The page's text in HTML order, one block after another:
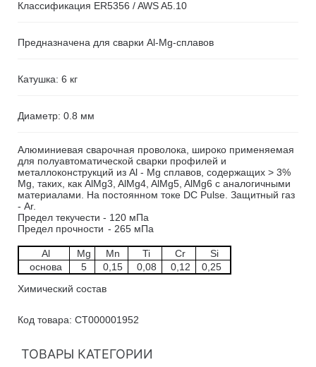
Классификация ER5356 / AWS A5.10
Предназначена для сварки Al-Mg-сплавов
Катушка: 6 кг
Диаметр: 0.8 мм
Алюминиевая сварочная проволока, широко применяемая
для полуавтоматической сварки профилей и
металлоконструкций из Al - Mg сплавов, содержащих > 3%
Mg, таких, как AlMg3, AlMg4, AlMg5, AlMg6 с аналогичными
материалами. На постоянном токе DC Pulse. Защитный газ
- Ar.
Предел текучести - 120 мПа
Предел прочности - 265 мПа
Химический состав
Al Mg Mn Ti Cr
Si
основа
5 0,15 0,08 0,12 0,25
Код товара: СТ000001952
ТОВАРЫ КАТЕГОРИИ